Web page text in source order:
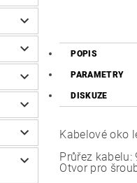
POPIS
PARAMETRY
DISKUZE
Kabelové oko
Průřez kabelu:
Otvor pro